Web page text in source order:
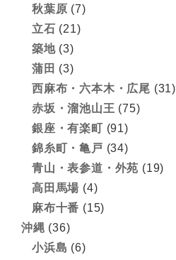
秋葉原 (7)
立石 (21)
築地(3)
蒲田 (3)
西麻布・六本木・広尾 (31)
赤坂・溜池山王 (75)
銀座・有楽町 (91)
錦糸町・亀戸 (34)
青山・表参道・外苑 (19)
高田馬場 (4)
麻布十番 (15)
沖縄 (36)
小浜島 (6)